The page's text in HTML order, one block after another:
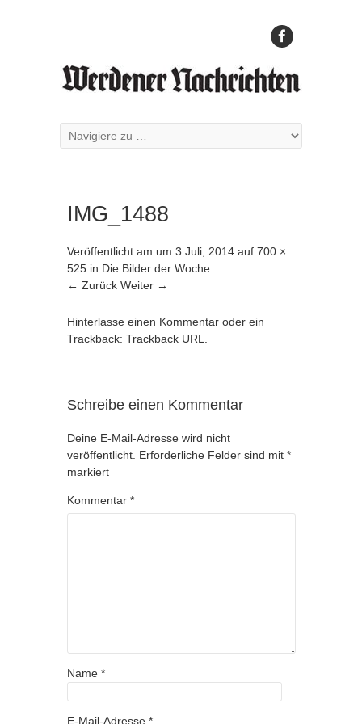
IMG_1488
Veröffentlicht am um 3 Juli, 2014 auf 700 ×
525 in Die Bilder der Woche
← Zurück Weiter →
Hinterlasse einen Kommentar oder ein
Trackback: Trackback URL
Schreibe einen Kommentar
Deine E-Mail-Adresse wird nicht
veröffentlicht. Erforderliche Felder sind mit *
markiert
Kommentar *
Name *
E-Mail-Adresse *